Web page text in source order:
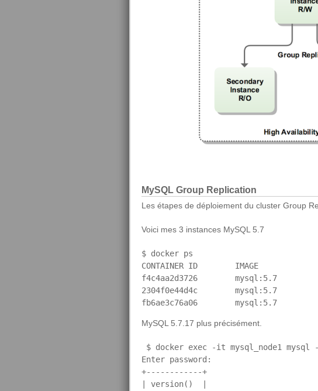
MySQL Group Replication
Les étapes de déploiement du cluster Group
Voici mes 3 instances MySQL 5.7
$ docker ps
CONTAINER ID        IMAGE
f4c4aa2d3726        mysql:5.7
2304f0e44d4c        mysql:5.7
MySQL 5.7.17 plus précisément.
$ docker exec -it mysql_node1
Enter password:
+------------+
| version()  |